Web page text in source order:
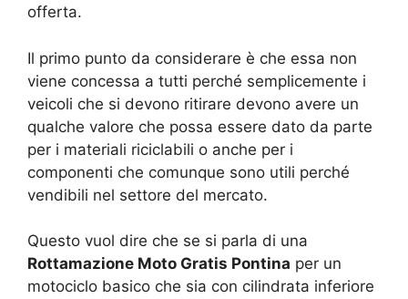
offerta.
Il primo punto da considerare è che essa non
viene concessa a tutti perché semplicemente i
veicoli che si devono ritirare devono avere un
qualche valore che possa essere dato da parte
per i materiali riciclabili o anche per i
componenti che comunque sono utili perché
vendibili nel settore del mercato.
Questo vuol dire che se si parla di una
Rottamazione Moto Gratis Pontina per un
motociclo basico che sia con cilindrata inferiore